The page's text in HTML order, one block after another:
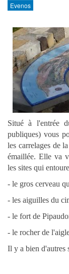
Evenos
Situé à l'entrée
publiques) vous
les carrelages de
émaillée. Elle va
les sites qui
- le gros cerveau
- les aiguilles du
- le fort de
- le rocher de
Il y a bien d'autres